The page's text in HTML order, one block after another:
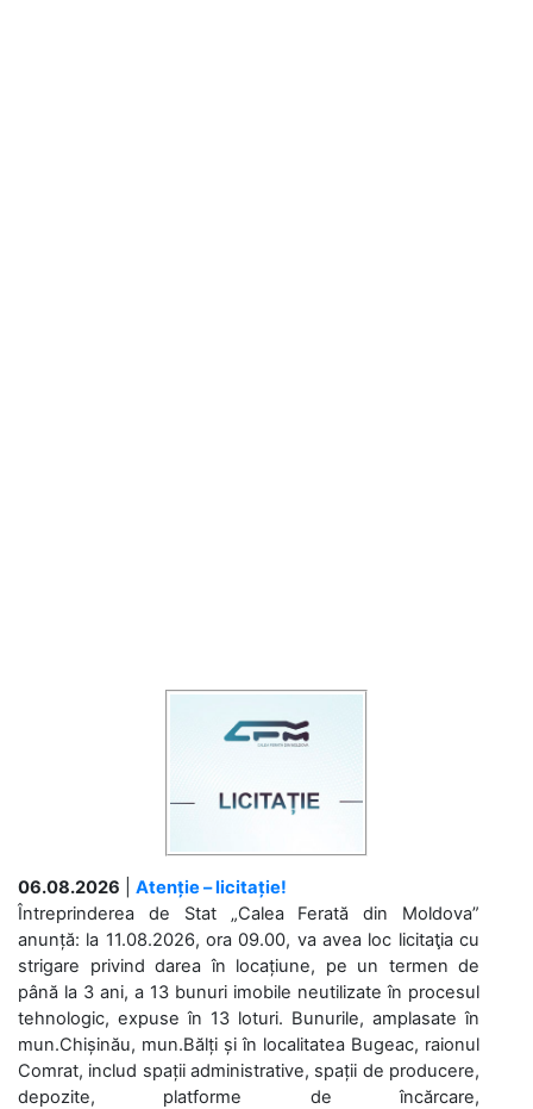
06.08.2026
Atenție – licitație!
Întreprinderea de Stat „Calea Ferată din Moldova”
anunță: la 11.08.2026, ora 09.00, va avea loc licitaţia cu
strigare privind darea în locațiune, pe un termen de
până la 3 ani, a 13 bunuri imobile neutilizate în procesul
tehnologic, expuse în 13 loturi. Bunurile, amplasate în
mun.Chișinău, mun.Bălți și în localitatea Bugeac, raionul
Comrat, includ spații administrative, spații de producere,
depozite, platforme de încărcare,